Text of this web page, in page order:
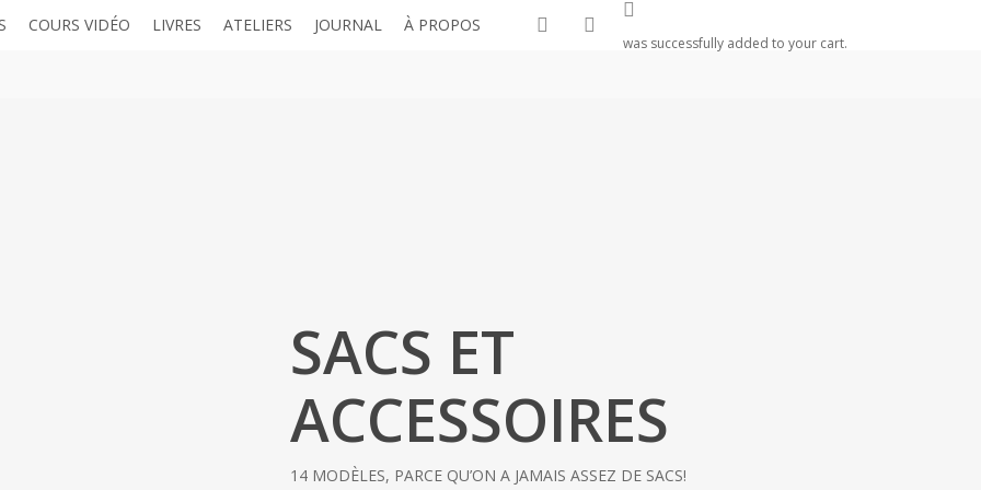
COURS VIDÉO LIVRES ATELIERS JOURNAL À PROPOS search account
was successfully added to your cart.
SACS ET
ACCESSOIRES
14 MODÈLES, PARCE QU’ON A JAMAIS ASSEZ DE SACS!